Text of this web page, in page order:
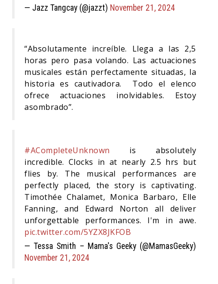
— Jazz Tangcay (@jazzt) November 21, 2024
“Absolutamente increíble. Llega a las 2,5
horas pero pasa volando. Las actuaciones
musicales están perfectamente situadas, la
historia es cautivadora. Todo el elenco
ofrece actuaciones inolvidables. Estoy
asombrado”.
#ACompleteUnknown is absolutely
incredible. Clocks in at nearly 2.5 hrs but
flies by. The musical performances are
perfectly placed, the story is captivating.
Timothée Chalamet, Monica Barbaro, Elle
Fanning, and Edward Norton all deliver
unforgettable performances. I'm in awe.
pic.twitter.com/5YZX8JKFOB
— Tessa Smith – Mama's Geeky (@MamasGeeky)
November 21, 2024